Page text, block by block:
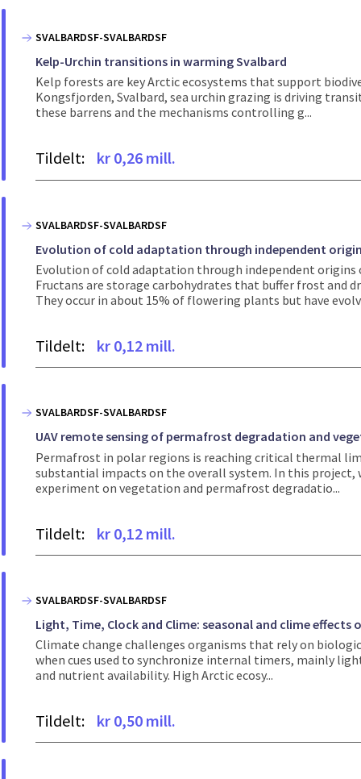
SVALBARDSF-SVALBARDSF
Kelp-Urchin transitions in warming Svalbard
Kelp forests are key Arctic ecosystems that support
Kongsfjorden, Svalbard, sea urchin grazing is driving
these barrens and the mechanisms controlling g...
Tildelt: kr 0,26 mill.
SVALBARDSF-SVALBARDSF
Evolution of cold adaptation through independent
Evolution of cold adaptation through independent
Fructans are storage carbohydrates that buffer frost and
They occur in about 15% of flowering plants but have
Tildelt: kr 0,12 mill.
SVALBARDSF-SVALBARDSF
UAV remote sensing of permafrost degradation and
Permafrost in polar regions is reaching critical thermal
substantial impacts on the overall system. In this
experiment on vegetation and permafrost degradatio...
Tildelt: kr 0,12 mill.
SVALBARDSF-SVALBARDSF
Light, Time, Clock and Clime: seasonal and clime effects
Climate change challenges organisms that rely on
when cues used to synchronize internal timers, mainly
and nutrient availability. High Arctic ecosy...
Tildelt: kr 0,50 mill.